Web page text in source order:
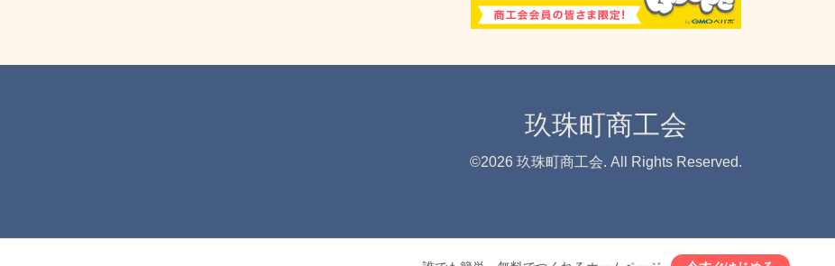
玖珠町商工会
©2026 玖珠町商工会. All Rights Reserved.